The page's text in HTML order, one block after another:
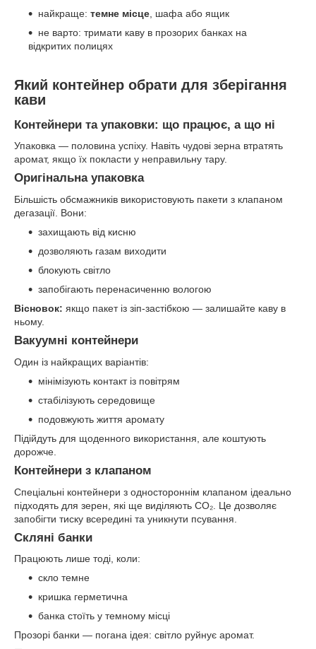
найкраще: темне місце , шафа або ящик
не варто: тримати каву в прозорих банках на
відкритих полицях
Який контейнер обрати для зберігання
кави
Контейнери та упаковки: що працює, а що ні
Упаковка — половина успіху. Навіть чудові зерна втратять
аромат, якщо їх покласти у неправильну тару.
Оригінальна упаковка
Більшість обсмажників використовують пакети з клапаном
дегазації. Вони:
захищають від кисню
дозволяють газам виходити
блокують світло
запобігають перенасиченню вологою
Вісновок: якщо пакет із зіп-застібкою — залишайте каву в
ньому.
Вакуумні контейнери
Один із найкращих варіантів:
мінімізують контакт із повітрям
стабілізують середовище
подовжують життя аромату
Підійдуть для щоденного використання, але коштують
дорожче.
Контейнери з клапаном
Спеціальні контейнери з одностороннім клапаном ідеально
підходять для зерен, які ще виділяють CO₂. Це дозволяє
запобігти тиску всередині та уникнути псування.
Скляні банки
Працюють лише тоді, коли:
скло темне
кришка герметична
банка стоїть у темному місці
Прозорі банки — погана ідея: світло руйнує аромат.